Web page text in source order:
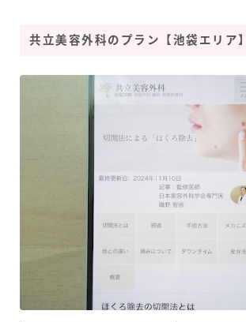
共立美容外科のプラン【池袋エリア】